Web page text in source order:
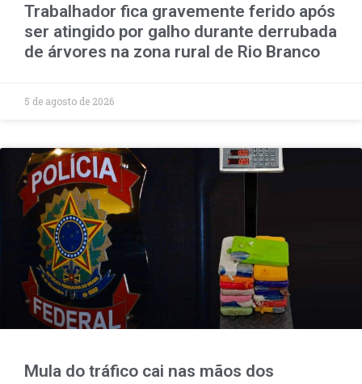
Trabalhador fica gravemente ferido após
ser atingido por galho durante derrubada
de árvores na zona rural de Rio Branco
5 de agosto de 2026
Mula do tráfico cai nas mãos dos